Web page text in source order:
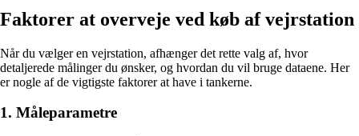
Faktorer at overveje ved køb af vejrstation
Når du vælger en vejrstation, afhænger det rette valg af, hvor
detaljerede målinger du ønsker, og hvordan du vil bruge dataene. Her
er nogle af de vigtigste faktorer at have i tankerne.
1. Måleparametre